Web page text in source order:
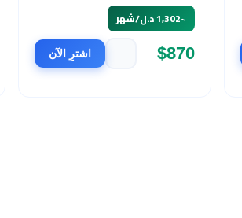
~1,302 د.ل/شهر
$870 اشترِ الآن